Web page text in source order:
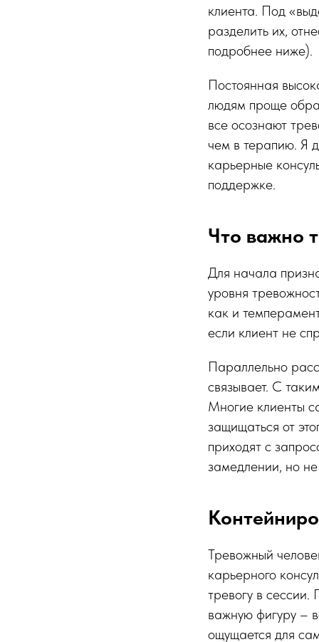
клиента. Под
разделить их,
подробнее ниже).
Постоянная
людям проще
все осознают
чем в терапию. Я
карьерные
поддержке.
Что важно
Для начала
уровня
как и
если клиент не
Параллельно
связывает. С
Многие клиенты
защищаться от
приходят с
замедлении, но
Тревожный
карьерного
тревогу в сессии.
важную фигуру –
ощущается для